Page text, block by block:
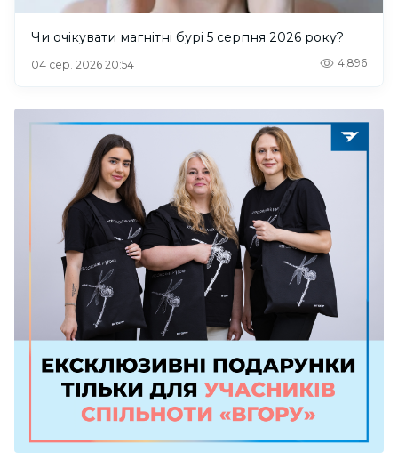
Чи очікувати магнітні бурі 5 серпня 2026 року?
04 сер. 2026 20:54 4,896